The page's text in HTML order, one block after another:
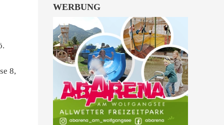
8,
WERBUNG